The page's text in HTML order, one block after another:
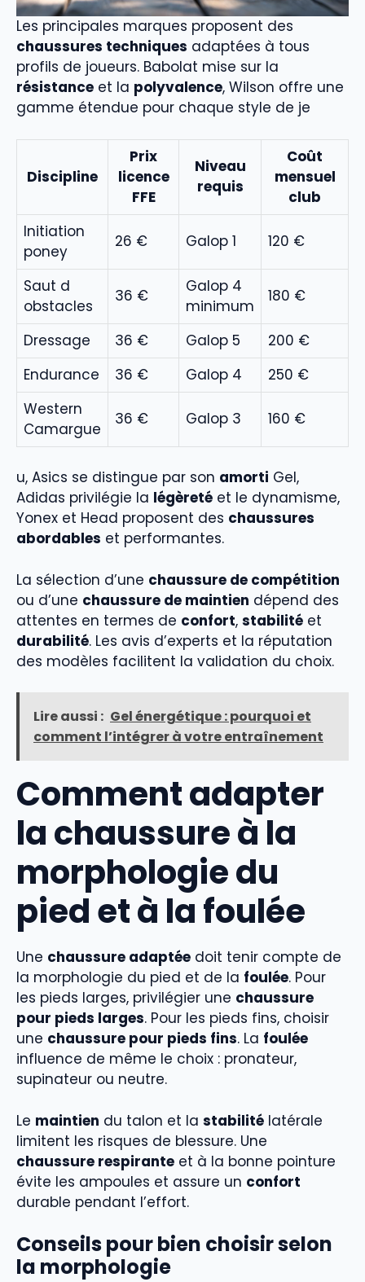
Les principales marques proposent des
chaussures techniques adaptées à tous
profils de joueurs. Babolat mise sur la
résistance et la polyvalence, Wilson offre une
gamme étendue pour chaque style de je
Discipline
Prix
licence
FFE
Niveau
requis
Coût
mensuel
club
Initiation
poney
26 € Galop 1 120 €
Saut d
obstacles
36 €
Galop 4
minimum
180 €
Dressage 36 € Galop 5
200 €
Endurance
36 € Galop 4
250 €
Western
Camargue
36 € Galop 3 160 €
u, Asics se distingue par son amorti Gel,
Adidas privilégie la légèreté et le dynamisme,
Yonex et Head proposent des chaussures
abordables et performantes.
La sélection d’une chaussure de compétition
ou d’une chaussure de maintien dépend des
attentes en termes de confort, stabilité et
durabilité. Les avis d’experts et la réputation
des modèles facilitent la validation du choix.
Lire aussi : Gel énergétique : pourquoi et
comment l’intégrer à votre entraînement
Comment adapter
la chaussure à la
morphologie du
pied et à la foulée
Une chaussure adaptée doit tenir compte de
la morphologie du pied et de la foulée. Pour
les pieds larges, privilégier une chaussure
pour pieds larges. Pour les pieds fins, choisir
une chaussure pour pieds fins. La foulée
influence de même le choix : pronateur,
supinateur ou neutre.
Le maintien du talon et la stabilité latérale
limitent les risques de blessure. Une
chaussure respirante et à la bonne pointure
évite les ampoules et assure un confort
durable pendant l’effort.
Conseils pour bien choisir selon
la morphologie